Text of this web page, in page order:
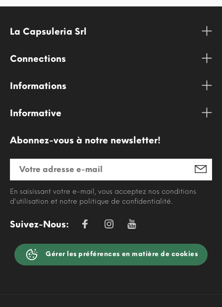
La Capsuleria Srl
Connections
Informations
Informative
Abonnez-vous à notre newsletter!
En saisissant votre e-mail, vous acceptez nos conditions
d'utilisation et notre politique de confidentialité.
Suivez-Nous:
Gérer les préférences en matière de cookies